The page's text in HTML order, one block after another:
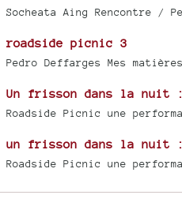
Socheata Aing Rencontre /
roadside picnic 3
Pedro Deffarges Mes
Un frisson dans la nuit
Roadside Picnic une
un frisson dans la nuit :
Roadside Picnic une